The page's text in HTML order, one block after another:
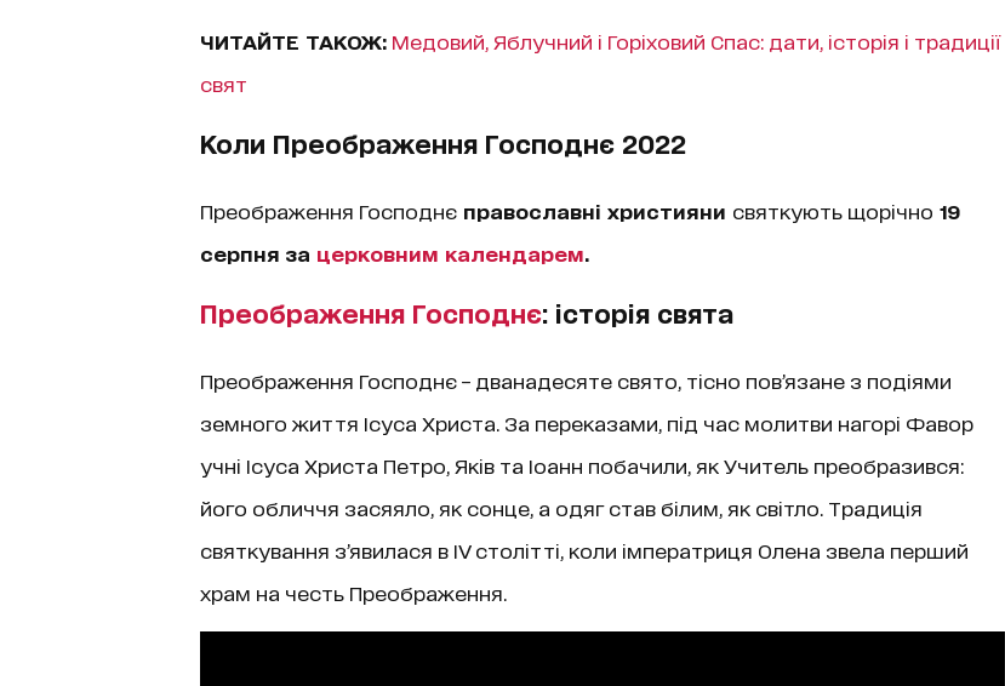
ЧИТАЙТЕ ТАКОЖ: Медовий, Яблучний і Горіховий Спас: дати, історія і традиції
свят
Коли Преображення Господнє 2022
Преображення Господнєправославні християни святкують щорічно 19
серпня за церковним календарем.
Преображення Господнє: історія свята
Преображення Господнє – дванадесяте свято, тісно пов’язане з подіями
земного життя Ісуса Христа. За переказами, під час молитви нагорі Фавор
учні Ісуса Христа Петро, Яків та Іоанн побачили, як Учитель преобразився:
його обличчя засяяло, як сонце, а одяг став білим, як світло. Традиція
святкування з’явилася в IV столітті, коли імператриця Олена звела перший
храм на честь Преображення.